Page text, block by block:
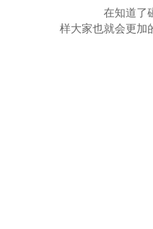
在知道了磁
样大家也就会更加